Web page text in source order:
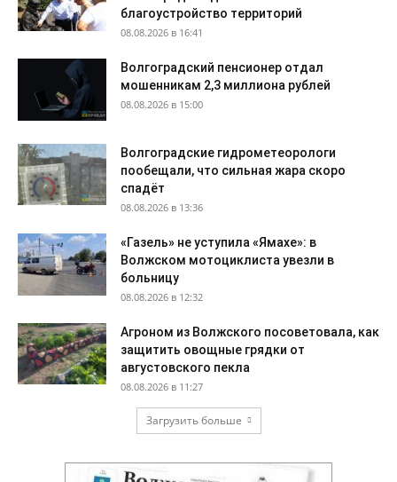
благоустройство территорий
08.08.2026 в 16:41
Волгоградский пенсионер отдал
мошенникам 2,3 миллиона рублей
08.08.2026 в 15:00
Волгоградские гидрометеорологи
пообещали, что сильная жара скоро
спадёт
08.08.2026 в 13:36
«Газель» не уступила «Ямахе»: в
Волжском мотоциклиста увезли в
больницу
08.08.2026 в 12:32
Агроном из Волжского посоветовала, как
защитить овощные грядки от
августовского пекла
08.08.2026 в 11:27
Загрузить больше